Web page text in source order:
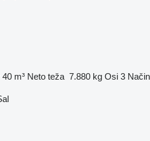
40 m³ Neto teža 7.880 kg Osi 3 Način